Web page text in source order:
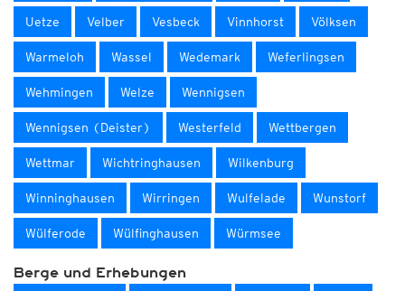
Uetze Velber Vesbeck Vinnhorst Völksen
Warmeloh Wassel Wedemark Weferlingsen
Wehmingen Welze Wennigsen
Wennigsen (Deister) Westerfeld Wettbergen
Wettmar Wichtringhausen Wilkenburg
Winninghausen Wirringen Wulfelade Wunstorf
Wülferode Wülfinghausen Würmsee
Berge und Erhebungen